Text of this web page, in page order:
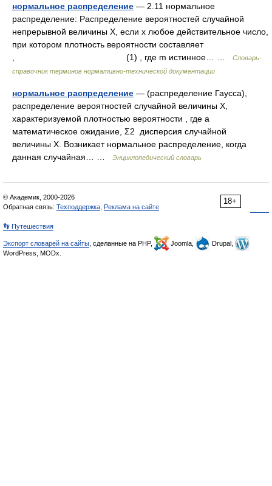
нормальное распределение — 2.11 нормальное
распределение: Распределение вероятностей случайной
непрерывной величины X, если х любое действительное число,
при котором плотность вероятности составляет
, (1) , где m истинное… …
Словарь-
справочник терминов нормативно-технической документации
нормальное распределение — (распределение Гаусса),
распределение вероятностей случайной величины X,
характеризуемой плотностью вероятности , где a
математическое ожидание, Σ2 дисперсия случайной
величины X. Возникает нормальное распределение, когда
данная случайная… …
Энциклопедический словарь
18+
© Академик, 2000-2026
Обратная связь: Техподдержка Реклама на сайте
👣 Путешествия
Экспорт словарей на сайты , сделанные на PHP, Joomla,
Drupal,
WordPress, MODx.